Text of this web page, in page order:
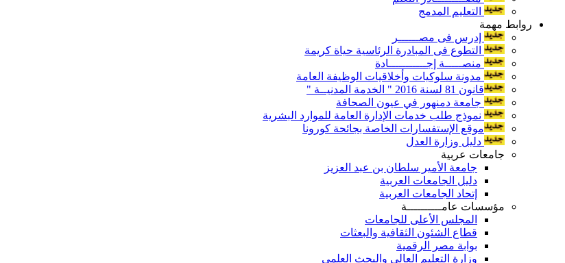
التعليم المدمج
روابط مهمة
إدرس فى مصــــــر
التطوع فى المبادرة الرئاسية حياة كريمة
منصـــــة إجـــــــــــادة
مدونة سلوكيات وأخلاقيات الوظيفة العامة
قانون 81 لسنة 2016 " الخدمة المدنيــة "
جامعة دمنهور في عيون الصحافة
نموذج طلب خدمات الإدارة العامة للموارد البشرية
موقع الإستفسارات الخاصة بجائحة كورونا
دليل وزارة العدل
جامعات عربية
جامعة الأمير سلطان بن عبد العزيز
دليل الجامعات العربية
إتحاد الجامعات العربية
مؤسسات عامــــــــــة
المجلس الأعلى للجامعات
قطاع الشئون الثقافية والبعثات
بوابة مصر الرقمية
وزارة التعليم العالى والبحث العلمي